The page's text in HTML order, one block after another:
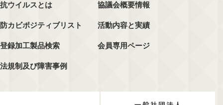
抗ウイルスとは
防カビポジティブリスト
登録加工製品検索
法規制及び障害事例
協議会概要情報
活動内容と実績
会員専用ページ